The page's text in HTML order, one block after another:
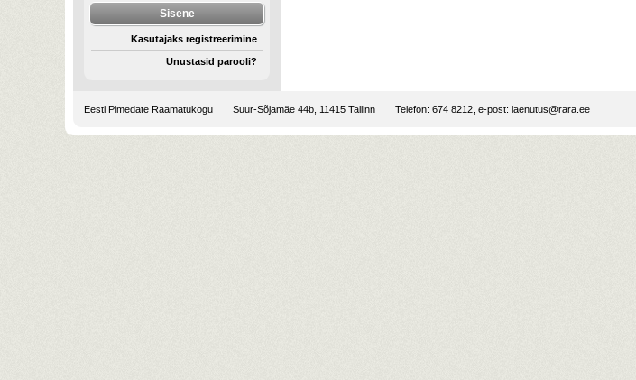
Kasutajaks registreerimine
Unustasid parooli?
Eesti Pimedate Raamatukogu Suur-Sõjamäe 44b, 11415 Tallinn Telefon: 674 8212, e-post: laenutus@rara.ee